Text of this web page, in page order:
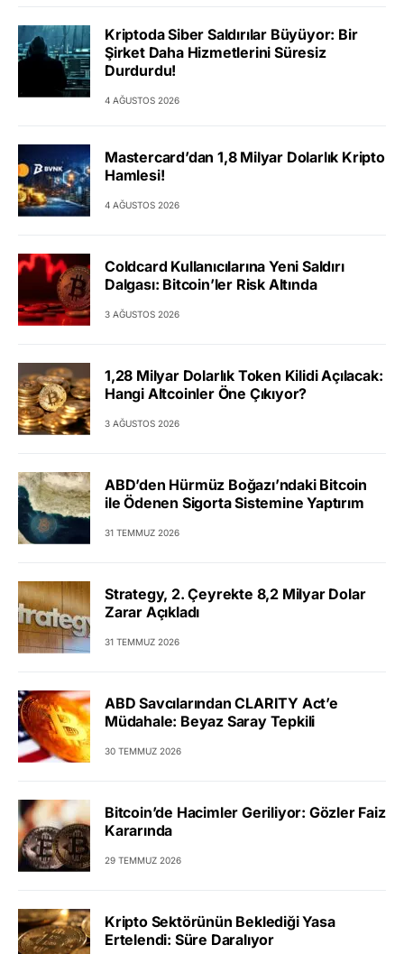
Kriptoda Siber Saldırılar Büyüyor: Bir
Şirket Daha Hizmetlerini Süresiz
Durdurdu!
4 AĞUSTOS 2026
Mastercard’dan 1,8 Milyar Dolarlık Kripto
Hamlesi!
4 AĞUSTOS 2026
Coldcard Kullanıcılarına Yeni Saldırı
Dalgası: Bitcoin’ler Risk Altında
3 AĞUSTOS 2026
1,28 Milyar Dolarlık Token Kilidi Açılacak:
Hangi Altcoinler Öne Çıkıyor?
3 AĞUSTOS 2026
ABD’den Hürmüz Boğazı’ndaki Bitcoin
ile Ödenen Sigorta Sistemine Yaptırım
31 TEMMUZ 2026
Strategy, 2. Çeyrekte 8,2 Milyar Dolar
Zarar Açıkladı
31 TEMMUZ 2026
ABD Savcılarından CLARITY Act’e
Müdahale: Beyaz Saray Tepkili
30 TEMMUZ 2026
Bitcoin’de Hacimler Geriliyor: Gözler Faiz
Kararında
29 TEMMUZ 2026
Kripto Sektörünün Beklediği Yasa
Ertelendi: Süre Daralıyor